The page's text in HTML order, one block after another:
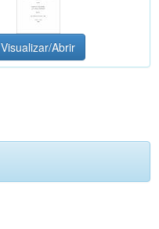
Visualizar/Abrir